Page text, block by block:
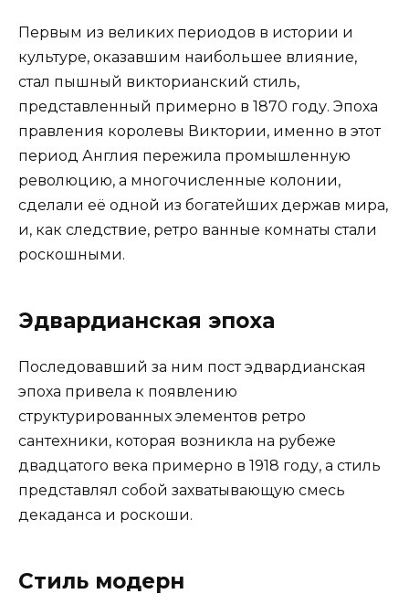
Первым из великих периодов в истории и
культуре, оказавшим наибольшее влияние,
стал пышный викторианский стиль,
представленный примерно в 1870 году. Эпоха
правления королевы Виктории, именно в этот
период Англия пережила промышленную
революцию, а многочисленные колонии,
сделали её одной из богатейших держав мира,
и, как следствие, ретро ванные комнаты стали
роскошными.
Эдвардианская эпоха
Последовавший за ним пост эдвардианская
эпоха привела к появлению
структурированных элементов ретро
сантехники, которая возникла на рубеже
двадцатого века примерно в 1918 году, а стиль
представлял собой захватывающую смесь
декаданса и роскоши.
Стиль модерн